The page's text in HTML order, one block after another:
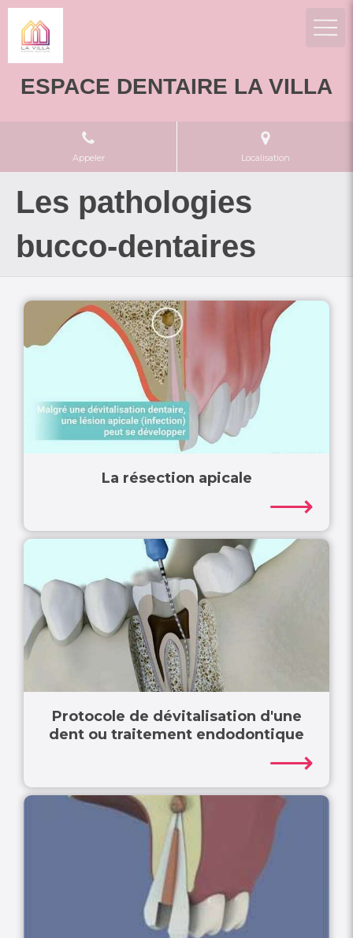
ESPACE DENTAIRE LA VILLA
Appeler Localisation
Les pathologies
bucco-dentaires
La résection apicale
⟶
Protocole de dévitalisation d'une
dent ou traitement endodontique
⟶